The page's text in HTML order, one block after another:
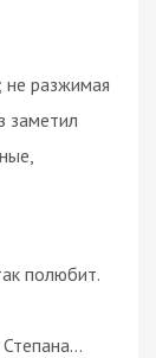
не разжимая
заметил
полюбит.